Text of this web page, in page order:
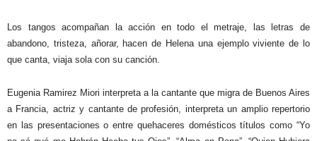
Los tangos acompañan la acción en todo el metraje, las letras de
abandono, tristeza, añorar, hacen de Helena una ejemplo viviente de lo
que canta, viaja sola con su canción.
Eugenia Ramirez Miori interpreta a la cantante que migra de Buenos Aires
a Francia, actriz y cantante de profesión, interpreta un amplio repertorio
en las presentaciones o entre quehaceres domésticos títulos como “Yo